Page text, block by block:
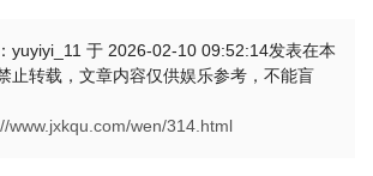
yuyiyi_11 于 2026-02-10 09:52:14发表在本
止转载，文章内容仅供娱乐参考，不能盲
www.jxkqu.com/wen/314.html